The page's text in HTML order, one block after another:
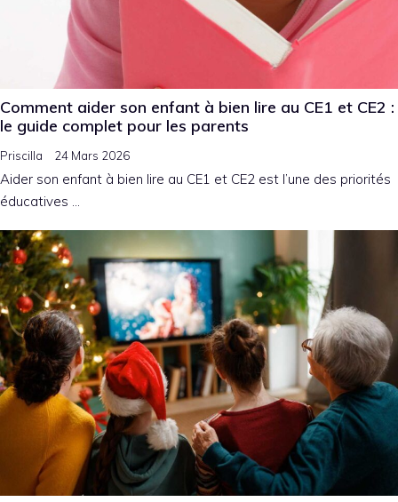
Comment aider son enfant à bien lire au CE1 et CE2 :
le guide complet pour les parents
Priscilla 24 Mars 2026
Aider son enfant à bien lire au CE1 et CE2 est l’une des priorités
éducatives …